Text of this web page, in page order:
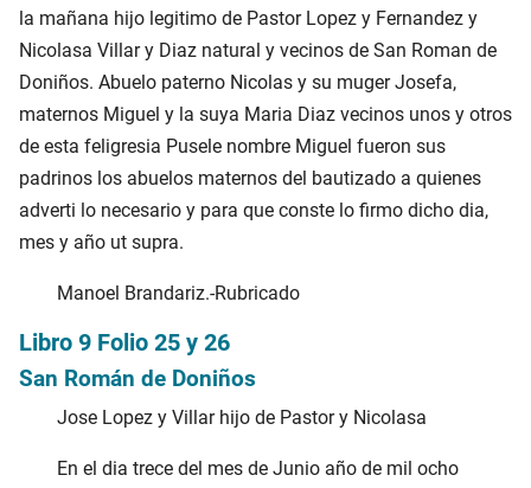
la mañana hijo legitimo de Pastor Lopez y Fernandez y
Nicolasa Villar y Diaz natural y vecinos de San Roman de
Doniños. Abuelo paterno Nicolas y su muger Josefa,
maternos Miguel y la suya Maria Diaz vecinos unos y otros
de esta feligresia Pusele nombre Miguel fueron sus
padrinos los abuelos maternos del bautizado a quienes
adverti lo necesario y para que conste lo firmo dicho dia,
mes y año ut supra.
Manoel Brandariz.-Rubricado
Libro 9 Folio 25 y 26
San Román de Doniños
Jose Lopez y Villar hijo de Pastor y Nicolasa
En el dia trece del mes de Junio año de mil ocho